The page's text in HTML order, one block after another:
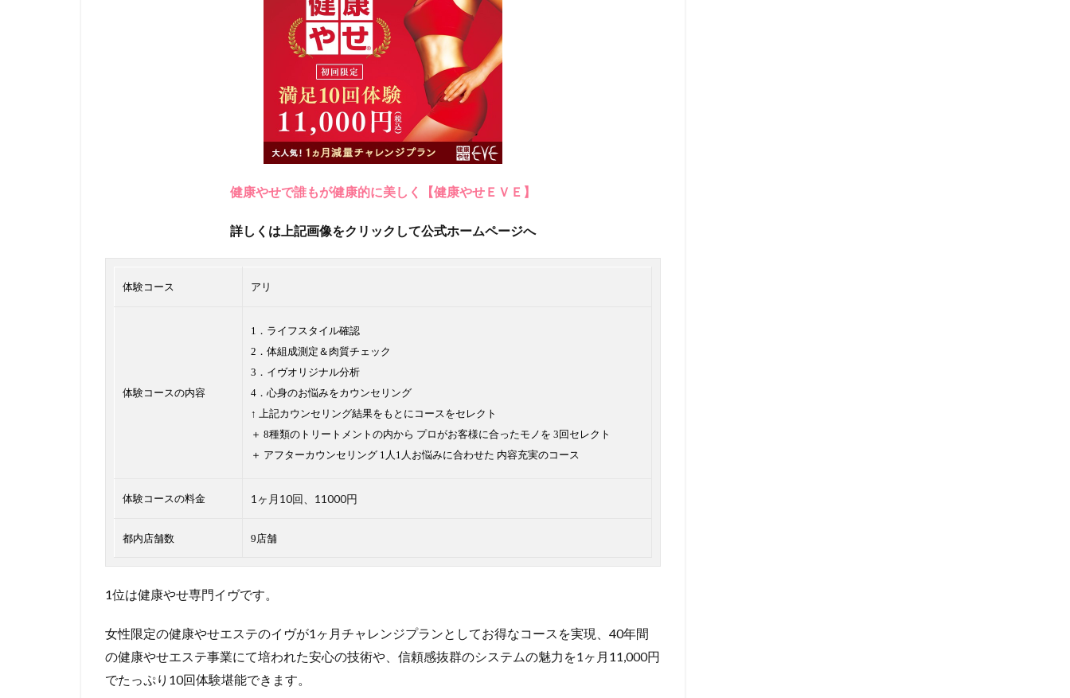
健康やせで誰もが健康的に美しく【健康やせＥＶＥ】
詳しくは上記画像をクリックして公式ホームページへ
体験コース アリ
体験コースの内容
1．ライフスタイル確認
2．体組成測定＆肉質チェック
3．イヴオリジナル分析
4．心身のお悩みをカウンセリング
↑ 上記カウンセリング結果をもとにコースをセレクト
＋ 8種類のトリートメントの内から プロがお客様に合ったモノを 3回セレクト
＋ アフターカウンセリング 1人1人お悩みに合わせた 内容充実のコース
体験コースの料金 1ヶ月10回、11000円
都内店舗数 9店舗
1位は健康やせ専門イヴです。
女性限定の健康やせエステのイヴが1ヶ月チャレンジプランとしてお得なコースを実現、40年間
の健康やせエステ事業にて培われた安心の技術や、信頼感抜群のシステムの魅力を1ヶ月11,000円
でたっぷり10回体験堪能できます。